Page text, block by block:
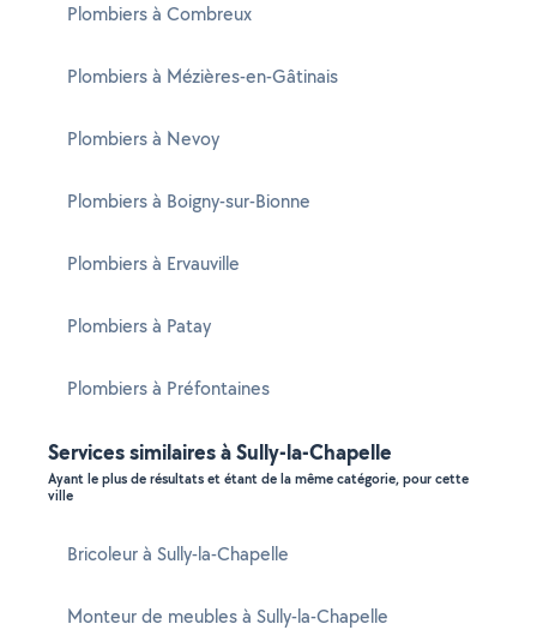
Plombiers à Combreux
Plombiers à Mézières-en-Gâtinais
Plombiers à Nevoy
Plombiers à Boigny-sur-Bionne
Plombiers à Ervauville
Plombiers à Patay
Plombiers à Préfontaines
Services similaires à Sully-la-Chapelle
Ayant le plus de résultats et étant de la même catégorie, pour cette
ville
Bricoleur à Sully-la-Chapelle
Monteur de meubles à Sully-la-Chapelle